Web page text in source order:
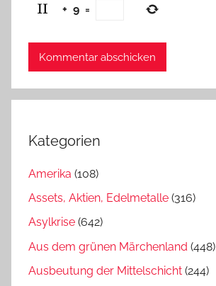
+ 9 =
Kategorien
Amerika (108)
Assets, Aktien, Edelmetalle (316)
Asylkrise (642)
Aus dem grünen Märchenland (448)
Ausbeutung der Mittelschicht (244)